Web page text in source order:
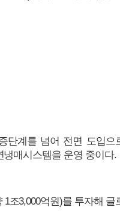
단계를 넘어 전면 도입
냉매시스템을 운영 중이다.
1조3,000억원)를 투자해